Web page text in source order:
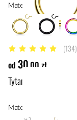
Materiał: stal z
4.9 z 5 gwiazdek (134)
od 30,00 zł
Tytanowe kółko typu
Materiał: tytan ASTM